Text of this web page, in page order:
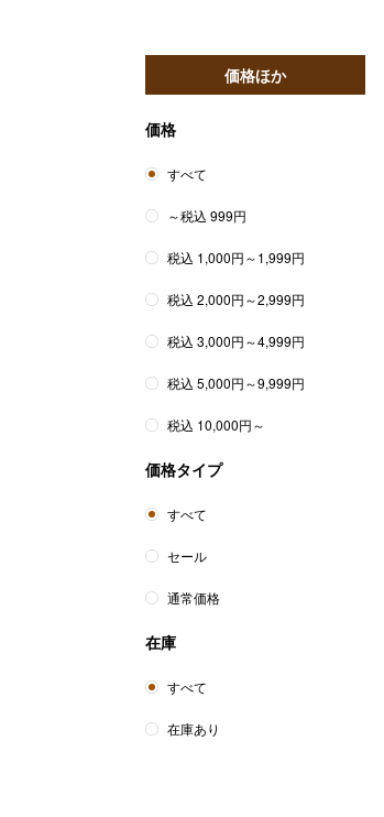
価格ほか
価格
すべて
～税込 999円
税込 1,000円～1,999円
税込 2,000円～2,999円
税込 3,000円～4,999円
税込 5,000円～9,999円
税込 10,000円～
価格タイプ
すべて
セール
通常価格
在庫
すべて
在庫あり